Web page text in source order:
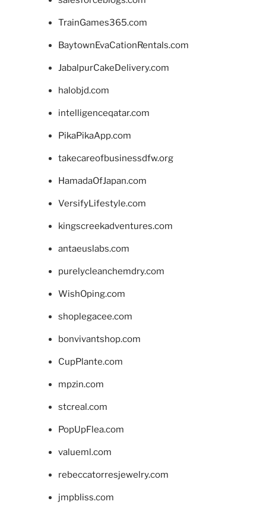
TrainGames365.com
BaytownEvaCationRentals.com
JabalpurCakeDelivery.com
halobjd.com
intelligenceqatar.com
PikaPikaApp.com
takecareofbusinessdfw.org
HamadaOfJapan.com
VersifyLifestyle.com
kingscreekadventures.com
antaeuslabs.com
purelycleanchemdry.com
WishOping.com
shoplegacee.com
bonvivantshop.com
CupPlante.com
mpzin.com
stcreal.com
PopUpFlea.com
valueml.com
rebeccatorresjewelry.com
jmpbliss.com